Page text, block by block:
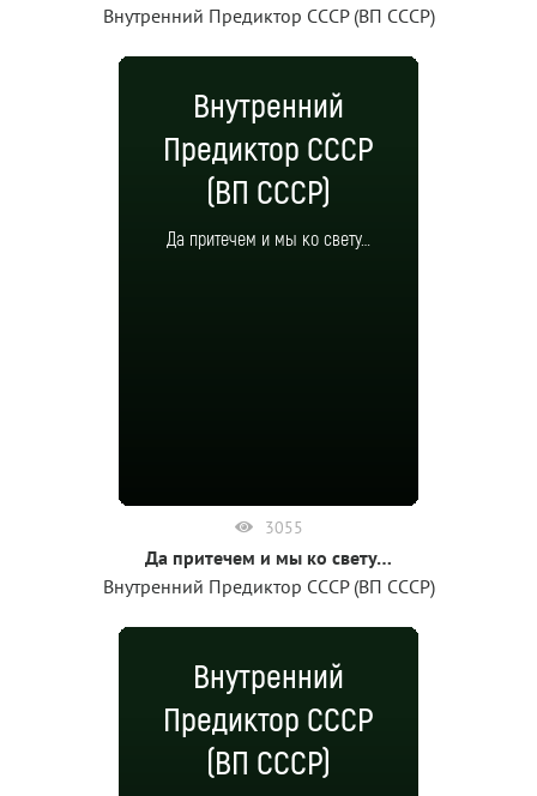
Внутренний Предиктор СССР (ВП СССР)
Внутренний
Предиктор СССР
(ВП СССР)
Да притечем и мы ко свету…
3055
Да притечем и мы ко свету…
Внутренний Предиктор СССР (ВП СССР)
Внутренний
Предиктор СССР
(ВП СССР)